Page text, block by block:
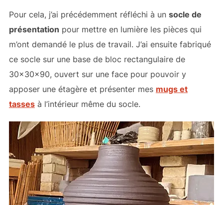
Pour cela, j’ai précédemment réfléchi à un socle de
présentation pour mettre en lumière les pièces qui
m’ont demandé le plus de travail. J’ai ensuite fabriqué
ce socle sur une base de bloc rectangulaire de
30x30x90, ouvert sur une face pour pouvoir y
apposer une étagère et présenter mes mugs et
tassesà l’intérieur même du socle.